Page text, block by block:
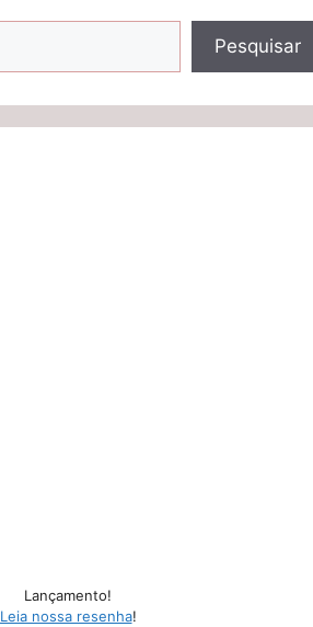
Pesquisar
Lançamento!
Leia nossa resenha!